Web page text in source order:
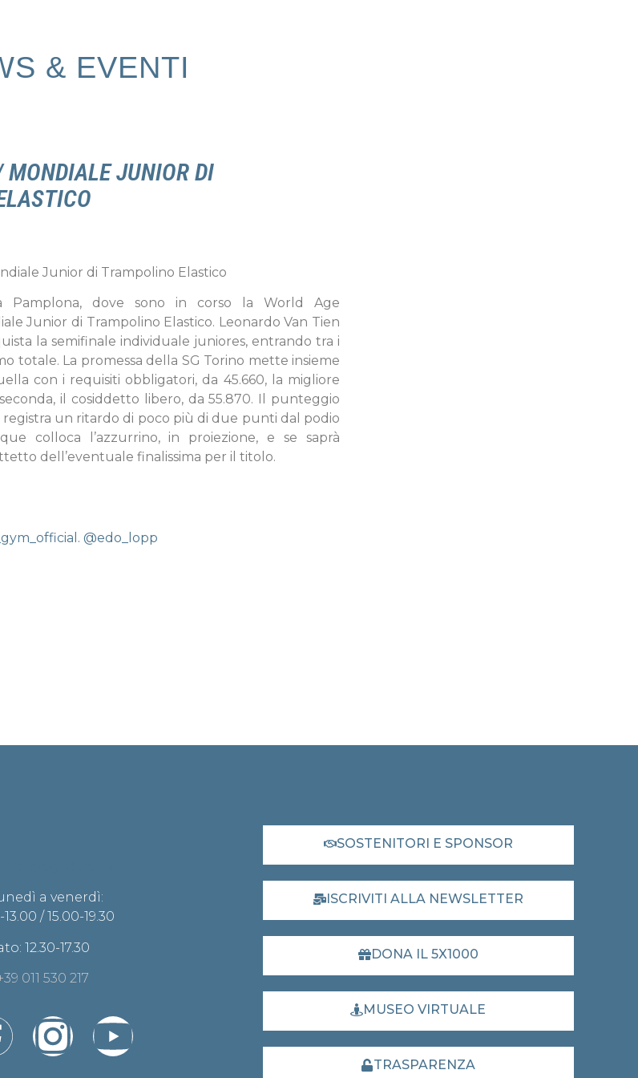
& EVENTI
JUNIOR DI
Junior di Trampolino Elastico
Pamplona, dove sono in corso la World Age
Junior di Trampolino Elastico. Leonardo Van Tien
la semifinale individuale juniores, entrando tra i
totale. La promessa della SG Torino mette insieme
con i requisiti obbligatori, da 45.660, la migliore
il cosiddetto libero, da 55.870. Il punteggio
registra un ritardo di poco più di due punti dal podio
colloca l’azzurrino, in proiezione, e se saprà
dell’eventuale finalissima per il titolo.
@edo_lopp
a venerdì:
/ 15.00-19.30
12.30-17.30
011 530 217
SOSTENITORI E SPONSOR
ISCRIVITI ALLA NEWSLETTER
DONA IL 5X1000
MUSEO VIRTUALE
TRASPARENZA